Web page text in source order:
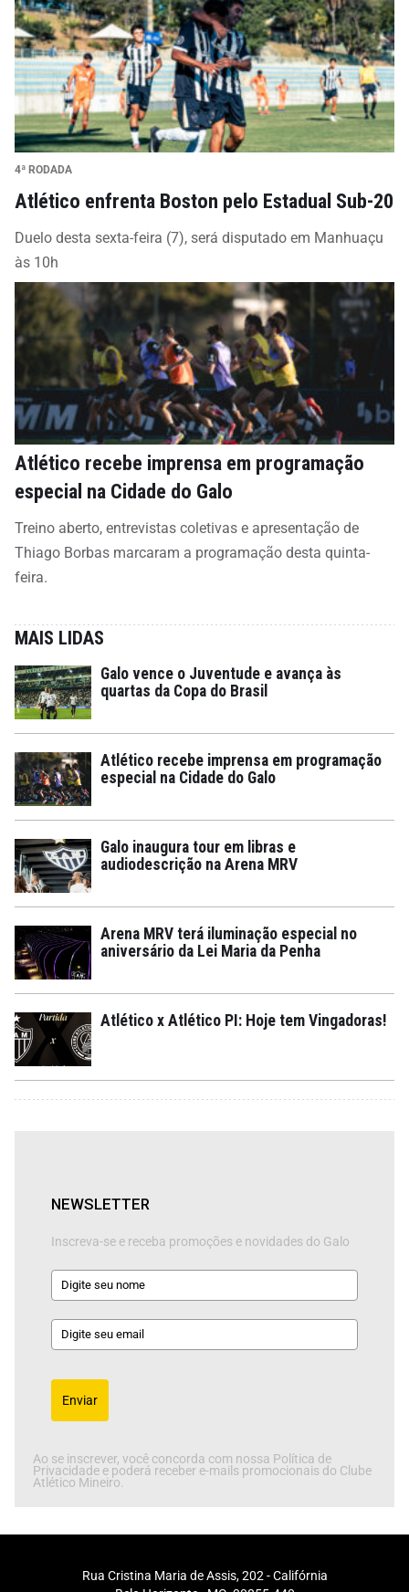
4ª RODADA
Atlético enfrenta Boston pelo Estadual Sub-20
Duelo desta sexta-feira (7), será disputado em Manhuaçu
às 10h
Atlético recebe imprensa em programação
especial na Cidade do Galo
Treino aberto, entrevistas coletivas e apresentação de
Thiago Borbas marcaram a programação desta quinta-
feira.
MAIS LIDAS
Galo vence o Juventude e avança às
quartas da Copa do Brasil
Atlético recebe imprensa em programação
especial na Cidade do Galo
Galo inaugura tour em libras e
audiodescrição na Arena MRV
Arena MRV terá iluminação especial no
aniversário da Lei Maria da Penha
Atlético x Atlético PI: Hoje tem Vingadoras!
NEWSLETTER
Inscreva-se e receba promoções e novidades do Galo
Enviar
Ao se inscrever, você concorda com nossa Política de
Privacidade e poderá receber e-mails promocionais do Clube
Atlético Mineiro.
Rua Cristina Maria de Assis, 202 - Califórnia